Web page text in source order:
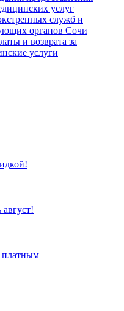
услуг
служб и
органов Сочи
и возврата за
услуги
платным